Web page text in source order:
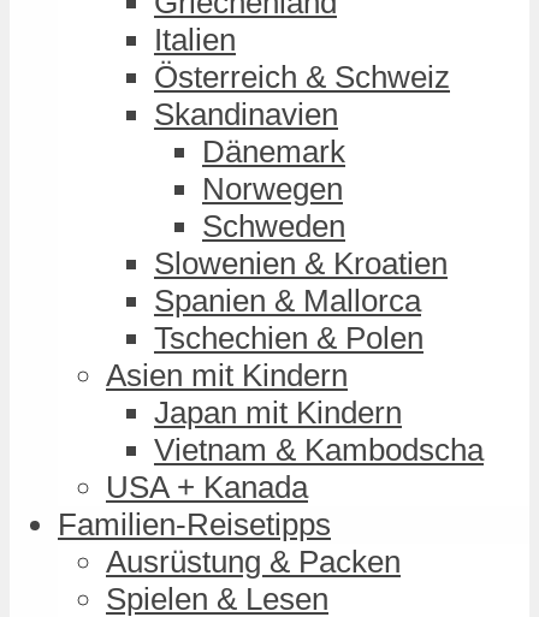
Italien
Österreich & Schweiz
Skandinavien
Dänemark
Norwegen
Schweden
Slowenien & Kroatien
Spanien & Mallorca
Tschechien & Polen
Asien mit Kindern
Japan mit Kindern
Vietnam & Kambodscha
USA + Kanada
Familien-Reisetipps
Ausrüstung & Packen
Spielen & Lesen